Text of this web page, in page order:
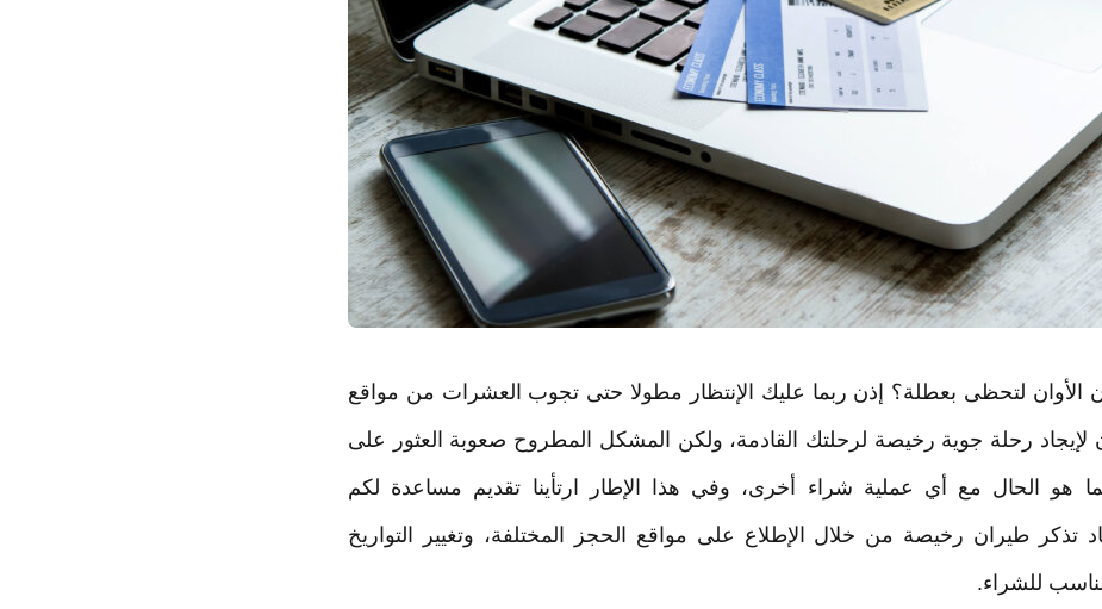
الأوان لتحظى بعطلة؟ إذن ربما عليك الإنتظار مطولا حتى تجوب العشرات من مواقع
رحلة جوية رخيصة لرحلتك القادمة، ولكن المشكل المطروح صعوبة العثور على
هو الحال مع أي عملية شراء أخرى، وفي هذا الإطار ارتأينا تقديم مساعدة لكم
تذكر طيران رخيصة من خلال الإطلاع على مواقع الحجز المختلفة، وتغيير التواريخ
للشراء.